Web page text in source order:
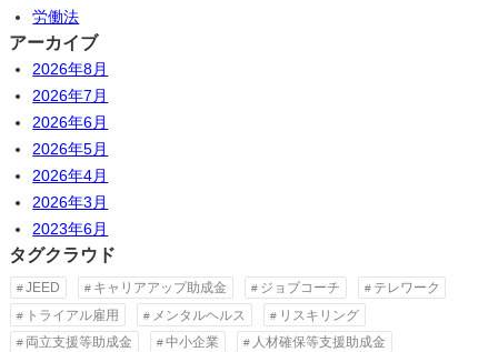
労働法
アーカイブ
2026年8月
2026年7月
2026年6月
2026年5月
2026年4月
2026年3月
2023年6月
タグクラウド
JEED キャリアアップ助成金 ジョブコーチ
テレワーク
トライアル雇用
メンタルヘルス
リスキリング
両立支援等助成金
中小企業
人材確保等支援助成金